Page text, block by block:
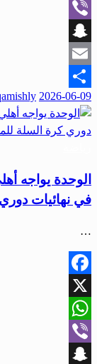
WhatsApp
Viber
Snapchat
Email
Share
نُشر
في
2026-06-09
الوحدة يواجه
في نهائيات
…
Facebook
X
WhatsApp
Viber